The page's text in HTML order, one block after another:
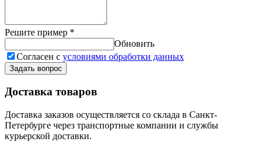
Решите пример *
Обновить
Согласен с условиями обработки данных
Задать вопрос
Доставка товаров
Доставка заказов осуществляется со склада в Санкт-
Петербурге через транспортные компании и службы
курьерской доставки.